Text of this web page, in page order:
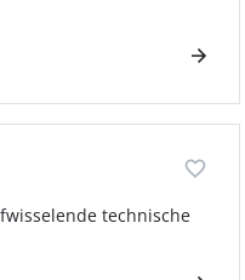
technische